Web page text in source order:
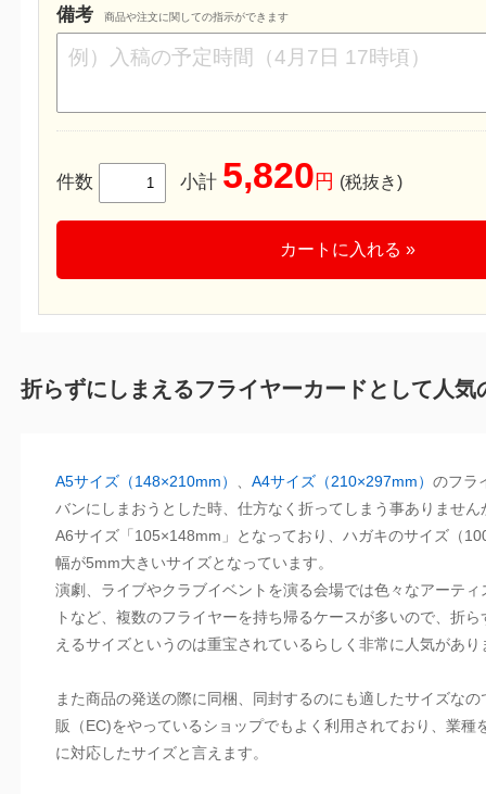
備考 商品や注文に関しての指示ができます
件数 小計 5,820 円 (税抜き)
カートに入れる »
折らずにしまえるフライヤーカードとして人気
A5サイズ（148×210mm） 、A4サイズ（210×297mm）のフラ
バンにしまおうとした時、仕方なく折ってしまう事ありません
A6サイズ「105×148mm」となっており、ハガキのサイズ（
幅が5mm大きいサイズとなっています。
演劇、ライブやクラブイベントを演る会場では色々なアーテ
トなど、複数のフライヤーを持ち帰るケースが多いので、折
えるサイズというのは重宝されているらしく非常に人気があり
また商品の発送の際に同梱、同封するのにも適したサイズな
販（EC)をやっているショップでもよく利用されており、業種
に対応したサイズと言えます。